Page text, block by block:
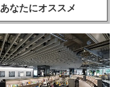
あなたにオススメ